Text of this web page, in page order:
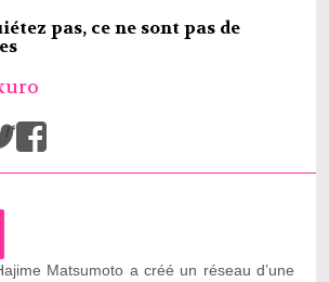
pas, ce ne sont pas de
/
Matsumoto a créé un réseau d’une